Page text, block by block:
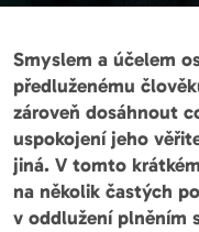
Smyslem a účelem
předluženému
zároveň dosáhnout
uspokojení jeho
jiná. V tomto
na několik častých
v oddlužení plněním